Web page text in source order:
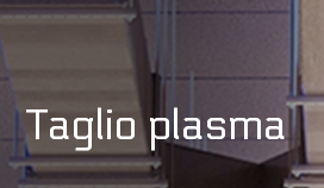
Taglio plasma